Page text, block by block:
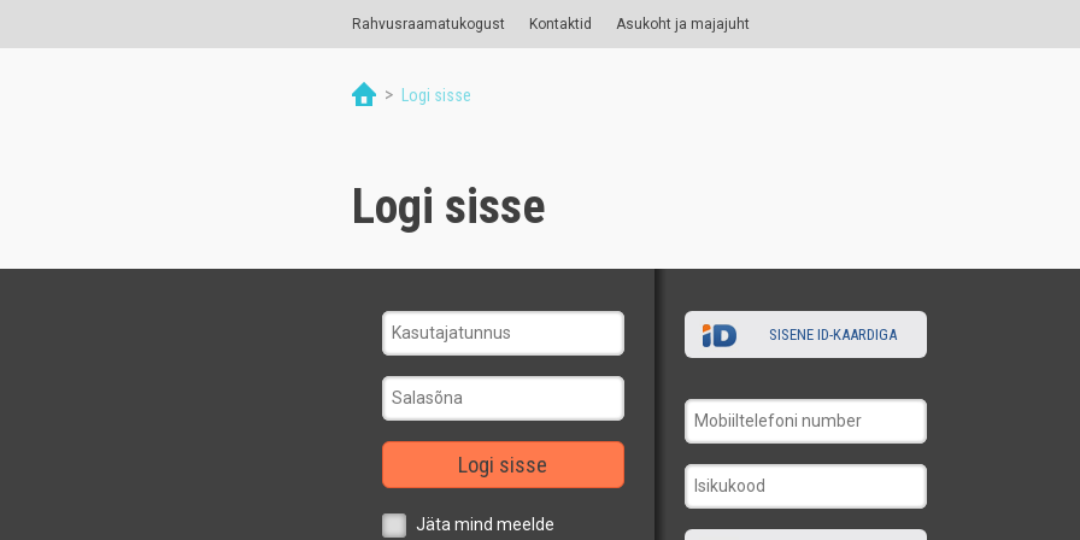
Rahvusraamatukogust Kontaktid Asukoht ja majajuht
> Logi sisse
Logi sisse
Logi sisse
Jäta mind meelde
SISENE ID-KAARDIGA